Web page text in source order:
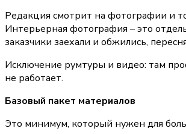
Редакция смотрит на фотографии и
Интерьерная фотография – это
заказчики заехали и обжились,
Исключение румтуры и видео: там
не работает.
Базовый пакет материалов
Это минимум, который нужен для